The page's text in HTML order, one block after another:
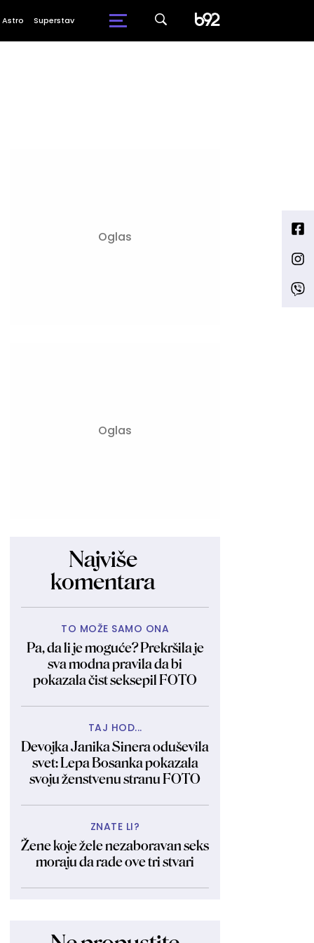
Astro Superstav
Najviše
komentara
TO MOŽE SAMO ONA
Pa, da li je moguće? Prekršila je
sva modna pravila da bi
pokazala čist seksepil FOTO
TAJ HOD...
Devojka Janika Sinera oduševila
svet: Lepa Bosanka pokazala
svoju ženstvenu stranu FOTO
ZNATE LI?
Žene koje žele nezaboravan seks
moraju da rade ove tri stvari